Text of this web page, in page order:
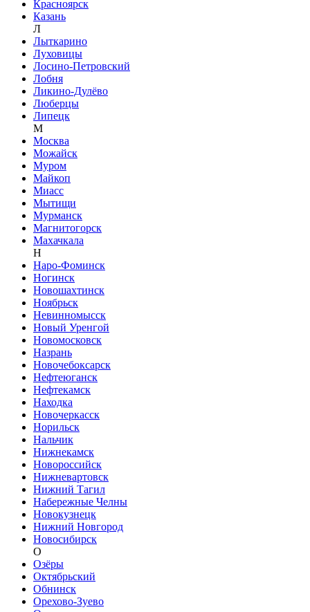
Красноярск
Казань
Л
Лыткарино
Луховицы
Лосино-Петровский
Лобня
Ликино-Дулёво
Люберцы
Липецк
М
Москва
Можайск
Муром
Майкоп
Миасс
Мытищи
Мурманск
Магнитогорск
Махачкала
Н
Наро-Фоминск
Ногинск
Новошахтинск
Ноябрьск
Невинномысск
Новый Уренгой
Новомосковск
Назрань
Новочебоксарск
Нефтеюганск
Нефтекамск
Находка
Новочеркасск
Норильск
Нальчик
Нижнекамск
Новороссийск
Нижневартовск
Нижний Тагил
Набережные Челны
Новокузнецк
Нижний Новгород
Новосибирск
О
Озёры
Октябрьский
Обнинск
Орехово-Зуево